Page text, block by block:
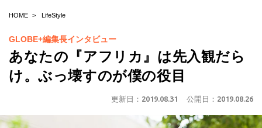
HOME LifeStyle
GLOBE+編集長インタビュー
あなたの『アフリカ』は先入観だら
け。ぶっ壊すのが僕の役目
更新日： 2019.08.31 公開日： 2019.08.26